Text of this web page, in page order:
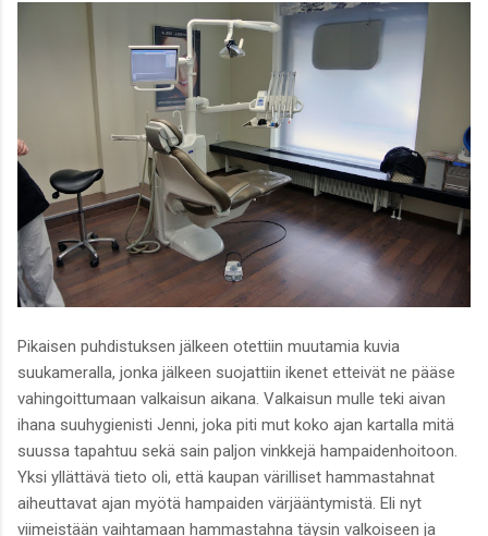
Pikaisen puhdistuksen jälkeen otettiin muutamia kuvia
suukameralla, jonka jälkeen suojattiin ikenet etteivät ne pääse
vahingoittumaan valkaisun aikana. Valkaisun mulle teki aivan
ihana suuhygienisti Jenni, joka piti mut koko ajan kartalla mitä
suussa tapahtuu sekä sain paljon vinkkejä hampaidenhoitoon.
Yksi yllättävä tieto oli, että kaupan värilliset hammastahnat
aiheuttavat ajan myötä hampaiden värjääntymistä. Eli nyt
viimeistään vaihtamaan hammastahna täysin valkoiseen ja